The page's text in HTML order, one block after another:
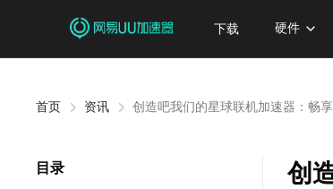
下载 硬件
首页 资讯 创造吧我们的星球联机加速器：畅
目录 创